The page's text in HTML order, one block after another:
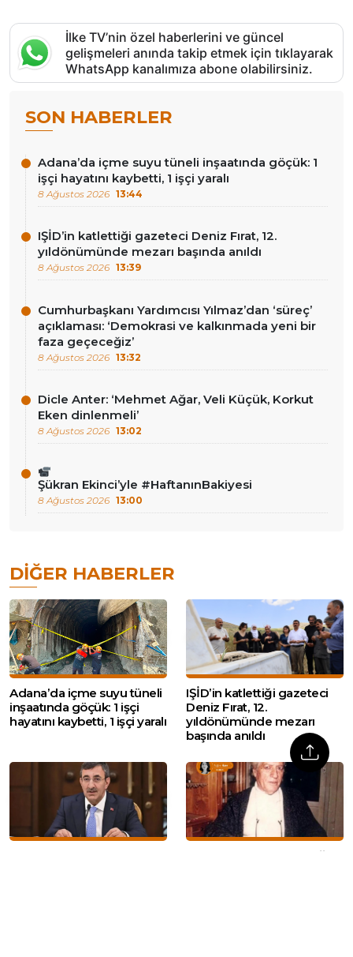
İlke TV’nin özel haberlerini ve güncel
gelişmeleri anında takip etmek için tıklayarak
WhatsApp kanalımıza abone olabilirsiniz.
SON HABERLER
Adana’da içme suyu tüneli inşaatında göçük: 1
işçi hayatını kaybetti, 1 işçi yaralı
8 Ağustos 2026 13:44
IŞİD’in katlettiği gazeteci Deniz Fırat, 12.
yıldönümünde mezarı başında anıldı
8 Ağustos 2026 13:39
Cumhurbaşkanı Yardımcısı Yılmaz’dan ‘süreç’
açıklaması: ‘Demokrasi ve kalkınmada yeni bir
faza geçeceğiz’
8 Ağustos 2026 13:32
Dicle Anter: ‘Mehmet Ağar, Veli Küçük, Korkut
Eken dinlenmeli’
8 Ağustos 2026 13:02
Şükran Ekinci’yle #HaftanınBakiyesi
8 Ağustos 2026 13:00
DIĞER HABERLER
Adana’da içme suyu tüneli
inşaatında göçük: 1 işçi
hayatını kaybetti, 1 işçi yaralı
IŞİD’in katlettiği gazeteci
Deniz Fırat, 12.
yıldönümünde mezarı
başında anıldı
Dicle Anter: ‘Mehmet Ağar,